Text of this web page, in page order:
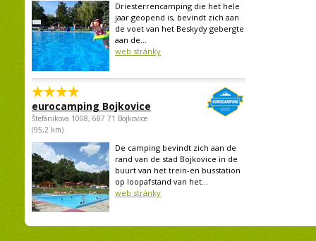
Driesterrencamping die het hele
jaar geopend is, bevindt zich aan
de voet van het Beskydy gebergte
aan de...
web stránky
eurocamping Bojkovice
Štefánikova 1008, 687 71 Bojkovice
(95,2 km)
De camping bevindt zich aan de
rand van de stad Bojkovice in de
buurt van het trein-en busstation
op loopafstand van het...
web stránky